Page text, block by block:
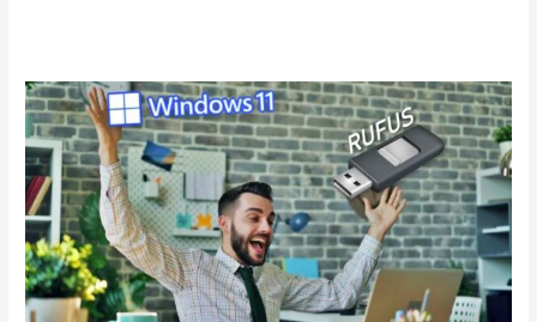
Nueva
versión
de
Rufus
permite
instalar
Windows
11
25H2